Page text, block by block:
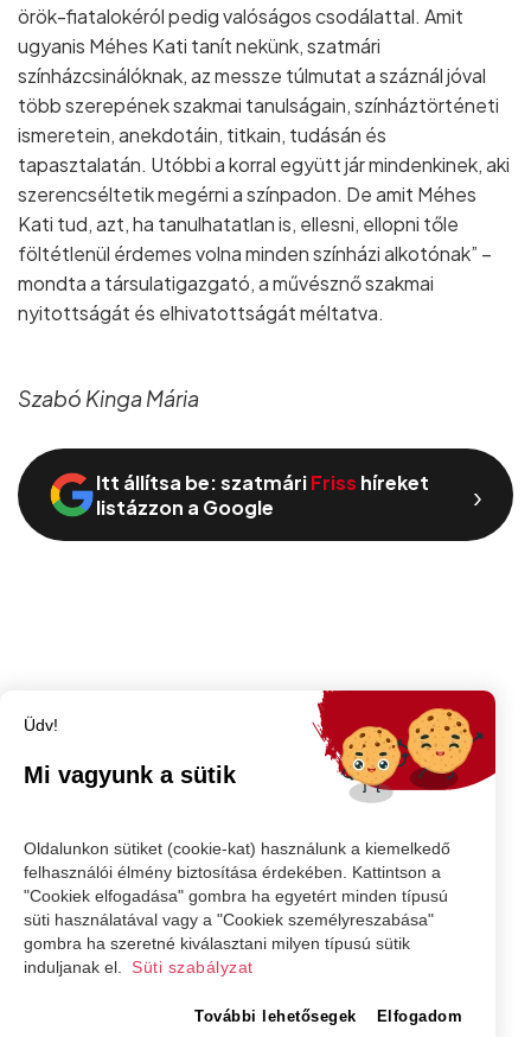
örök-fiatalokéról pedig valóságos csodálattal. Amit
ugyanis Méhes Kati tanít nekünk, szatmári
színházcsinálóknak, az messze túlmutat a száznál jóval
több szerepének szakmai tanulságain, színháztörténeti
ismeretein, anekdotáin, titkain, tudásán és
tapasztalatán. Utóbbi a korral együtt jár mindenkinek, aki
szerencséltetik megérni a színpadon. De amit Méhes
Kati tud, azt, ha tanulhatatlan is, ellesni, ellopni tőle
föltétlenül érdemes volna minden színházi alkotónak” –
mondta a társulatigazgató, a művésznő szakmai
nyitottságát és elhivatottságát méltatva.
Szabó Kinga Mária
Itt állítsa be: szatmáriFriss híreket
listázzon a Google
›
Üdv!
Mi vagyunk a sütik
Oldalunkon sütiket (cookie-kat) használunk a kiemelkedő
felhasználói élmény biztosítása érdekében. Kattintson a
"Cookiek elfogadása" gombra ha egyetért minden típusú
süti használatával vagy a "Cookiek személyreszabása"
gombra ha szeretné kiválasztani milyen típusú sütik
induljanak el.
Süti szabályzat
További lehetősegek Elfogadom